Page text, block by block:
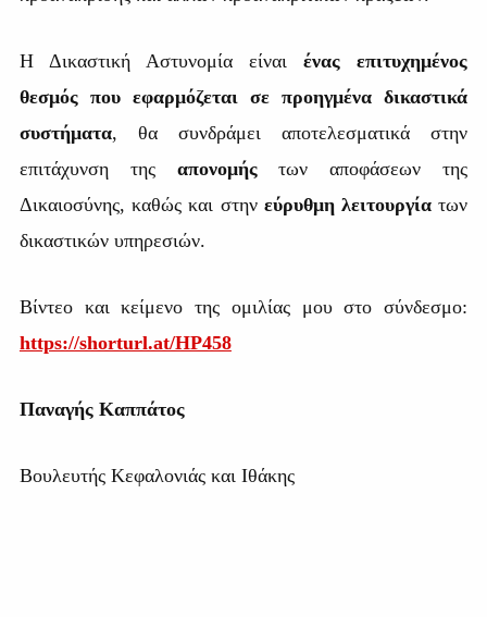
Η Δικαστική Αστυνομία είναιένας επιτυχημένος
θεσμός που εφαρμόζεται σε προηγμένα δικαστικά
συστήματα, θα συνδράμει αποτελεσματικά στην
επιτάχυνση της απονομήςτων αποφάσεων της
Δικαιοσύνης, καθώς και στην εύρυθμη λειτουργίατων
δικαστικών υπηρεσιών.
Βίντεο και κείμενο της ομιλίας μου στο σύνδεσμο:
https://shorturl.at/HP458
Παναγής Καππάτος
Βουλευτής Κεφαλονιάς και Ιθάκης